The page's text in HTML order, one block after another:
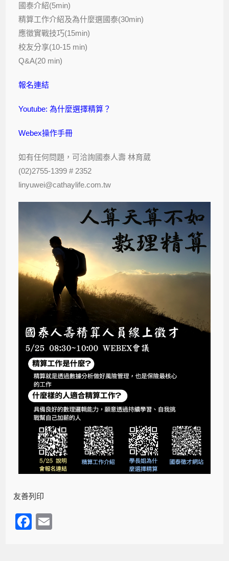
國泰介紹(5min)
精算工作介紹及為什麼選國泰(30min)
應徵實戰技巧(15min)
校友分享(10-15 min)
Q&A(20 min)
報名連結
Youtube: 為什麼選擇精算？
Webex操作手冊
如有任何問題，可洽詢國泰人壽 林育葳
(02)2755-1399 # 2352
linyuwei@cathaylife.com.tw
友善列印
F